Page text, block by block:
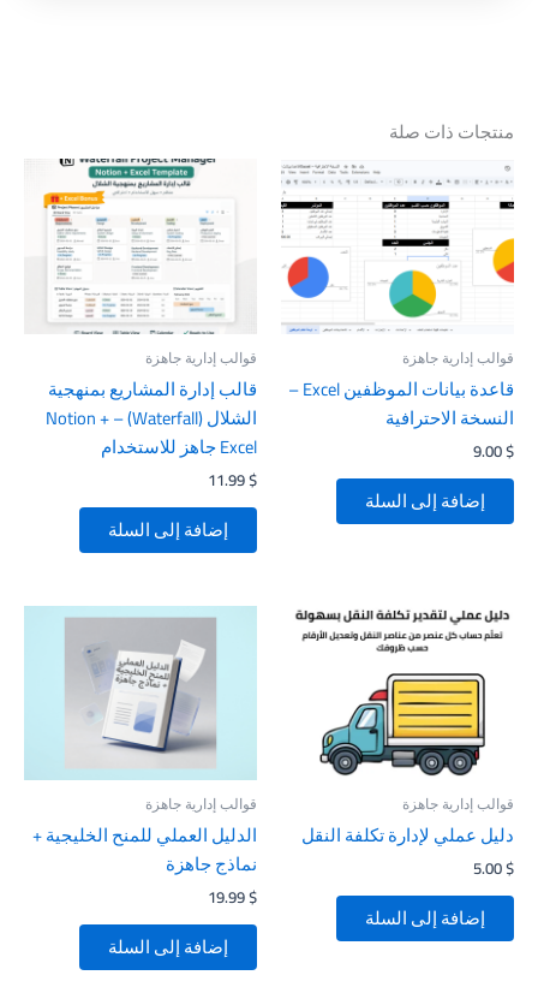
منتجات ذات صلة
قوالب إدارية جاهزة
قاعدة بيانات الموظفين Excel –
النسخة الاحترافية
9.00$
إضافة إلى السلة
قوالب إدارية جاهزة
قالب إدارة المشاريع بمنهجية
الشلال (Waterfall) – Notion +
Excel جاهز للاستخدام
11.99$
إضافة إلى السلة
قوالب إدارية جاهزة
دليل عملي لإدارة تكلفة النقل
5.00$
إضافة إلى السلة
قوالب إدارية جاهزة
الدليل العملي للمنح الخليجية +
نماذج جاهزة
19.99$
إضافة إلى السلة